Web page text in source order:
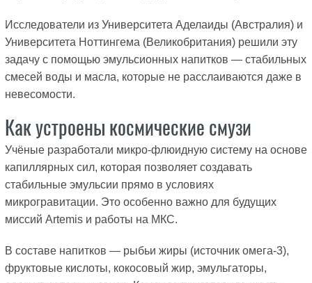
Исследователи из Университета Аделаиды (Австралия) и
Университета Ноттингема (Великобритания) решили эту
задачу с помощью эмульсионных напитков — стабильных
смесей воды и масла, которые не расслаиваются даже в
невесомости.
Как устроены космические смузи
Учёные разработали микро-флюидную систему на основе
капиллярных сил, которая позволяет создавать
стабильные эмульсии прямо в условиях
микрогравитации. Это особенно важно для будущих
миссий Artemis и работы на МКС.
В составе напитков — рыбьи жиры (источник омега-3),
фруктовые кислоты, кокосовый жир, эмульгаторы,